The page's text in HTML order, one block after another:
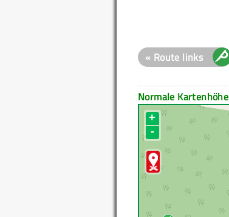
« Route links
Normale Kartenhöhe
+
-